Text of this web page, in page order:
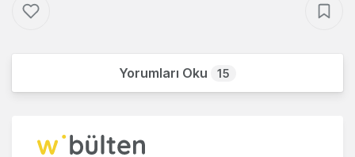
Yorumları Oku 15